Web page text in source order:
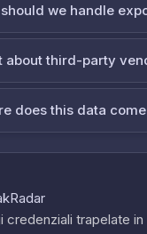
we handle
about third-party
does this data
trapelate in